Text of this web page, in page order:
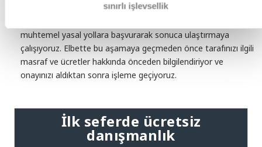
sınırlı işlevsellik
çabalarımıza rağmen ödemeye hala yanaşmaması
muhtemel yasal yollara başvurarak sonuca ulaştırmaya
çalışıyoruz. Elbette bu aşamaya geçmeden önce tarafınızı ilgili
masraf ve ücretler hakkında önceden bilgilendiriyor ve
onayınızı aldıktan sonra işleme geçiyoruz.
İlk seferde ücretsiz
danışmanlık